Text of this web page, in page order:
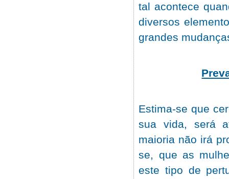
tal acontece
diversos
grandes
Estima-se que
sua vida, será
maioria não irá
se, que as
este tipo de